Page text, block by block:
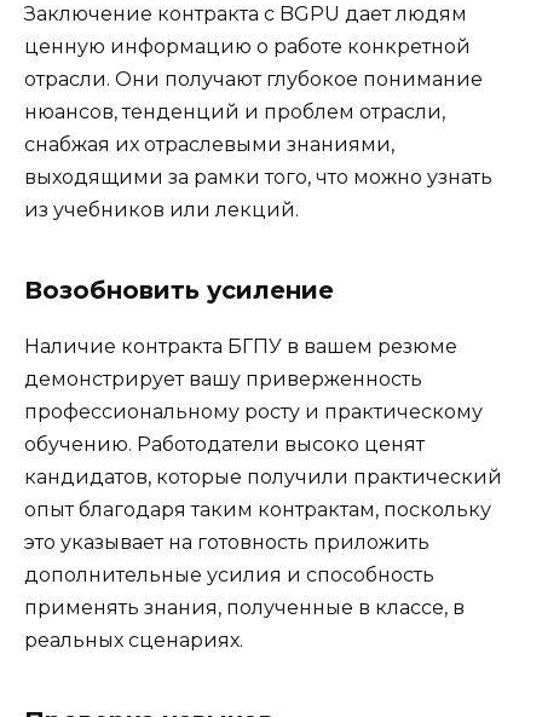
Заключение контракта с BGPU дает людям
ценную информацию о работе конкретной
отрасли. Они получают глубокое понимание
нюансов, тенденций и проблем отрасли,
снабжая их отраслевыми знаниями,
выходящими за рамки того, что можно узнать
из учебников или лекций.
Возобновить усиление
Наличие контракта БГПУ в вашем резюме
демонстрирует вашу приверженность
профессиональному росту и практическому
обучению. Работодатели высоко ценят
кандидатов, которые получили практический
опыт благодаря таким контрактам, поскольку
это указывает на готовность приложить
дополнительные усилия и способность
применять знания, полученные в классе, в
реальных сценариях.